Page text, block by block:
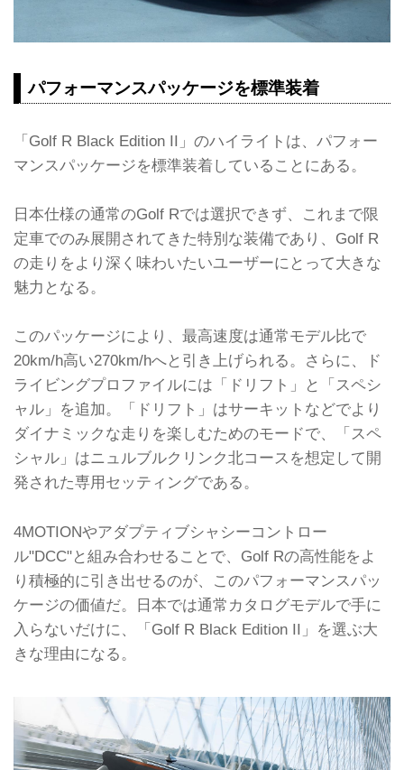
パフォーマンスパッケージを標準装着
「Golf R Black Edition II」のハイライトは、パフォー
マンスパッケージを標準装着していることにある。
日本仕様の通常のGolf Rでは選択できず、これまで限
定車でのみ展開されてきた特別な装備であり、Golf R
の走りをより深く味わいたいユーザーにとって大きな
魅力となる。
このパッケージにより、最高速度は通常モデル比で
20km/h高い270km/hへと引き上げられる。さらに、ド
ライビングプロファイルには「ドリフト」と「スペシ
ャル」を追加。「ドリフト」はサーキットなどでより
ダイナミックな走りを楽しむためのモードで、「スペ
シャル」はニュルブルクリンク北コースを想定して開
発された専用セッティングである。
4MOTIONやアダプティブシャシーコントロー
ル"DCC"と組み合わせることで、Golf Rの高性能をよ
り積極的に引き出せるのが、このパフォーマンスパッ
ケージの価値だ。日本では通常カタログモデルで手に
入らないだけに、「Golf R Black Edition II」を選ぶ大
きな理由になる。